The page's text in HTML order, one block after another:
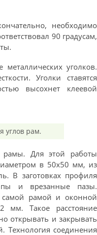
необходимо
90 градусам,
уголков.
Уголки ставятся
высохнет клеевой
углов рам.
рамы. Для этой работы
в 50х50 мм, из
В заготовках профиля
и врезанные пазы.
рамой и оконной
мм. Такое расстояние
открывать и закрывать
Технология соединения